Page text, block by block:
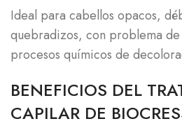
Ideal para cabellos opacos,
quebradizos, con problema
procesos químicos de
BENEFICIOS DEL
CAPILAR DE